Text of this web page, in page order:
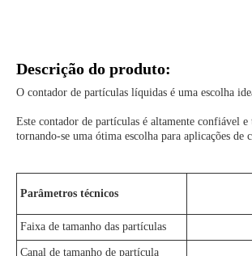
Descrição do produto:
O contador de partículas líquidas é uma escolha
Este contador de partículas é altamente confiável
tornando-se uma ótima escolha para aplicações de
Parâmetros técnicos
Faixa de tamanho das partículas
Canal de tamanho de partícula